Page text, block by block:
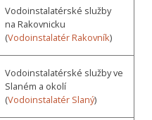
Vodoinstalatérské služby
na Rakovnicku
(Vodoinstalatér Rakovník)
Vodoinstalatérské služby ve
Slaném a okolí
(Vodoinstalatér Slaný)